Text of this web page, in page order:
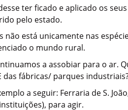
ter ficado e aplicado os
pelo estado.
está unicamente nas
o mundo rural.
a assobiar para o ar.
das fábricas/ parques
a seguir: Ferraria de S.
para agir.